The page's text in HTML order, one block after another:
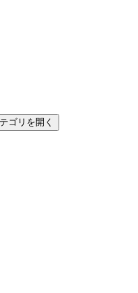
ゴリを開く